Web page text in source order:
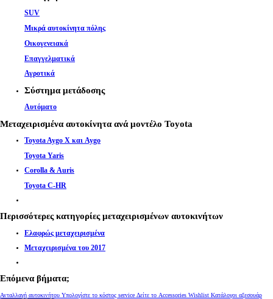
SUV
Μικρά αυτοκίνητα πόλης
Οικογενειακά
Επαγγελματικά
Αγροτικά
Σύστημα μετάδοσης
Αυτόματο
Μεταχειρισμένα αυτοκίνητα ανά μοντέλο Toyota
Toyota Aygo X και Aygo
Toyota Yaris
Corolla & Auris
Toyota C-HR
Περισσότερες κατηγορίες μεταχειρισμένων αυτοκινήτων
Ελαφρώς μεταχειρισμένα
Μεταχειρισμένα του 2017
Επόμενα βήματα;
Ανταλλαγή αυτοκινήτου Υπολογίστε το κόστος service Δείτε το Accessories Wishlist Κατάλογοι αξεσουάρ